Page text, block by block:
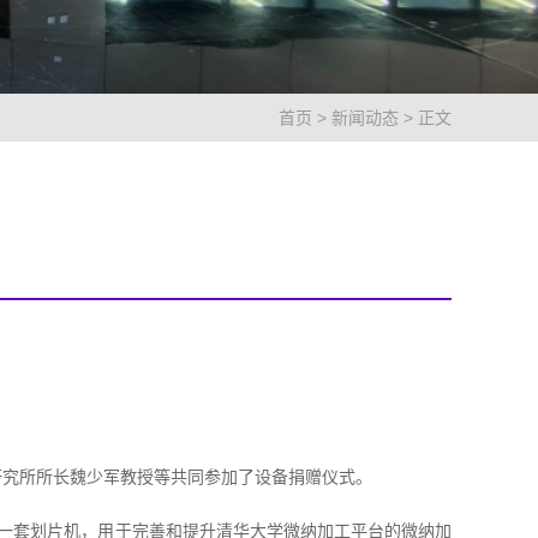
首页 > 新闻动态 > 正文
所所长魏少军教授等共同参加了设备捐赠仪式。
划片机，用于完善和提升清华大学微纳加工平台的微纳加